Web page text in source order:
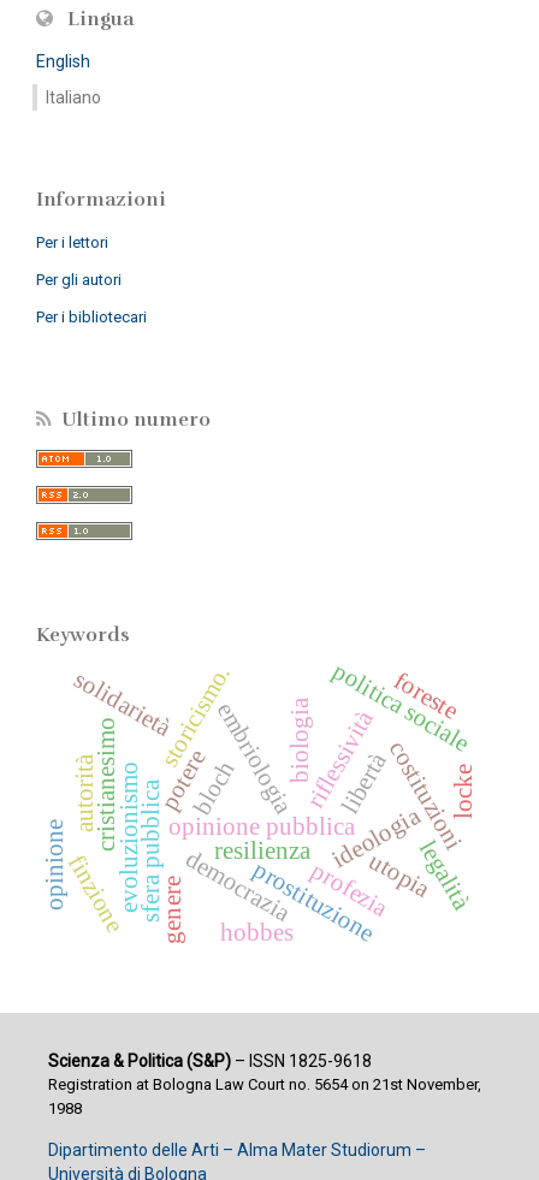
Lingua
English
Italiano
Informazioni
Per i lettori
Per gli autori
Per i bibliotecari
Ultimo numero
Keywords
ideologia
opinione pubblica
riflessività
sfera pubblica costituzioni
embriologia
evoluzionismo
biologia
storicismo.
solidarietà
resilienza
democraziaprostituzione
genere
politica sociale
utopia
bloch
finzione
libertà
legalità
cristianesimo locke
hobbes
potere
opinione
autorità
profezia
foreste
Scienza & Politica (S&P)– ISSN 1825-9618
Registration at Bologna Law Court no. 5654 on 21st November,
1988
Dipartimento delle Arti – Alma Mater Studiorum –
Università di Bologna